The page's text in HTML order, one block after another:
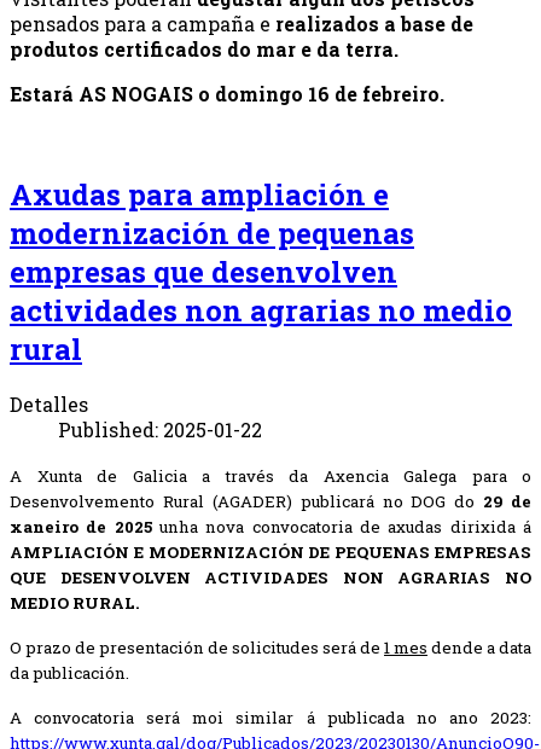
pensados para a campaña e realizados a base de
produtos certificados do mar e da terra.
Estará AS NOGAIS o domingo 16 de febreiro.
Axudas para ampliación e
modernización de pequenas
empresas que desenvolven
actividades non agrarias no medio
rural
Detalles
Published: 2025-01-22
A Xunta de Galicia a través da Axencia Galega para o
Desenvolvemento Rural (AGADER) publicará no DOG do 29 de
xaneiro de 2025 unha nova convocatoria de axudas dirixida á
AMPLIACIÓN E MODERNIZACIÓN DE PEQUENAS EMPRESAS
QUE DESENVOLVEN ACTIVIDADES NON AGRARIAS NO
MEDIO RURAL.
O prazo de presentación de solicitudes será de 1 mes dende a data
da publicación.
A convocatoria será moi similar á publicada no ano 2023:
https://www.xunta.gal/dog/Publicados/2023/20230130/AnuncioO90-